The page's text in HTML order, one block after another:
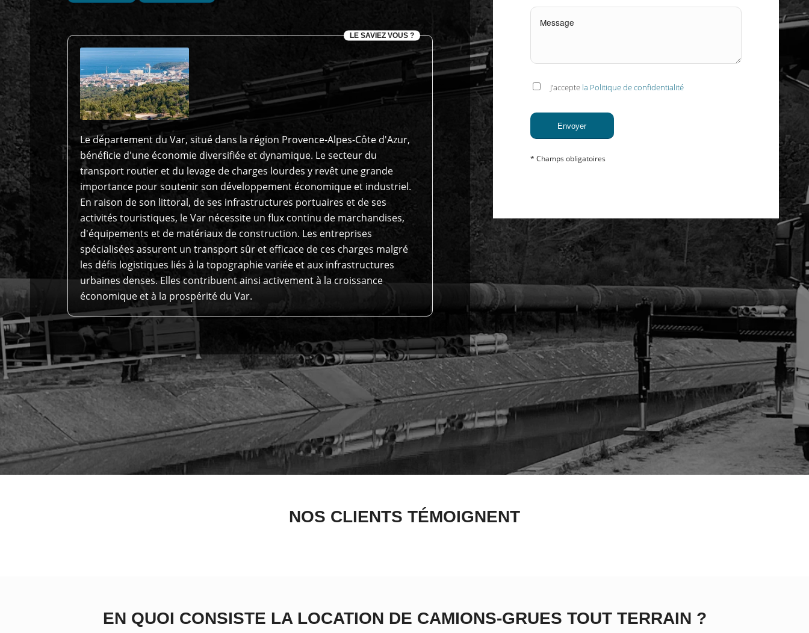
LE SAVIEZ VOUS ?
Le département du Var, situé dans la région Provence-Alpes-Côte d'Azur,
bénéficie d'une économie diversifiée et dynamique. Le secteur du
transport routier et du levage de charges lourdes y revêt une grande
importance pour soutenir son développement économique et industriel.
En raison de son littoral, de ses infrastructures portuaires et de ses
activités touristiques, le Var nécessite un flux continu de marchandises,
d'équipements et de matériaux de construction. Les entreprises
spécialisées assurent un transport sûr et efficace de ces charges malgré
les défis logistiques liés à la topographie variée et aux infrastructures
urbaines denses. Elles contribuent ainsi activement à la croissance
économique et à la prospérité du Var.
J’accepte la Politique de confidentialité
* Champs obligatoires
NOS CLIENTS TÉMOIGNENT
EN QUOI CONSISTE LA LOCATION DE CAMIONS-GRUES TOUT TERRAIN ?